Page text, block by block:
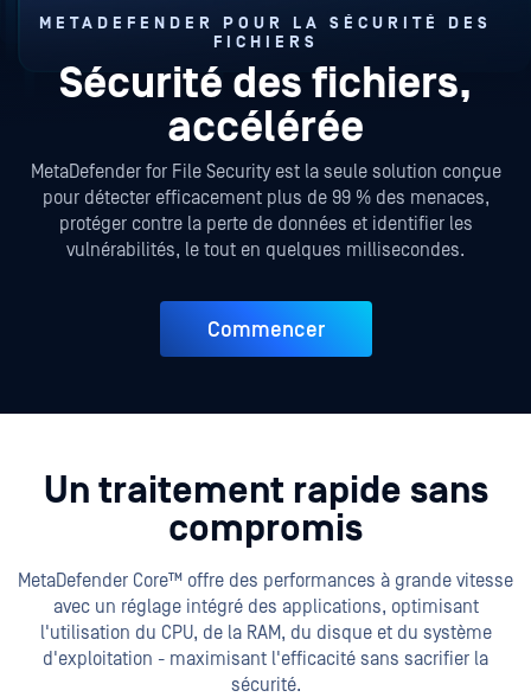
METADEFENDER POUR LA SÉCURITÉ DES
FICHIERS
Sécurité des fichiers,
accélérée
MetaDefender for File Security est la seule solution conçue
pour détecter efficacement plus de 99 % des menaces,
protéger contre la perte de données et identifier les
vulnérabilités, le tout en quelques millisecondes.
Commencer
Un traitement rapide sans
compromis
MetaDefender Core™ offre des performances à grande vitesse
avec un réglage intégré des applications, optimisant
l'utilisation du CPU, de la RAM, du disque et du système
d'exploitation - maximisant l'efficacité sans sacrifier la
sécurité.